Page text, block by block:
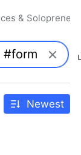
&
Newest